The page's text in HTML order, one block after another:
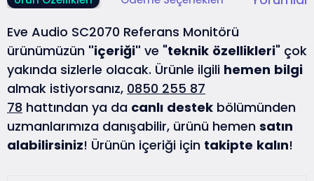
Eve Audio SC2070 Referans Monitörü
ürünümüzün "içeriği" ve "teknik özellikleri" çok
yakında sizlerle olacak. Ürünle ilgili hemen bilgi
almak istiyorsanız, 0850 255 87
78 hattından ya da canlı destek bölümünden
uzmanlarımıza danışabilir, ürünü hemen satın
alabilirsiniz! Ürünün içeriği için takipte kalın!